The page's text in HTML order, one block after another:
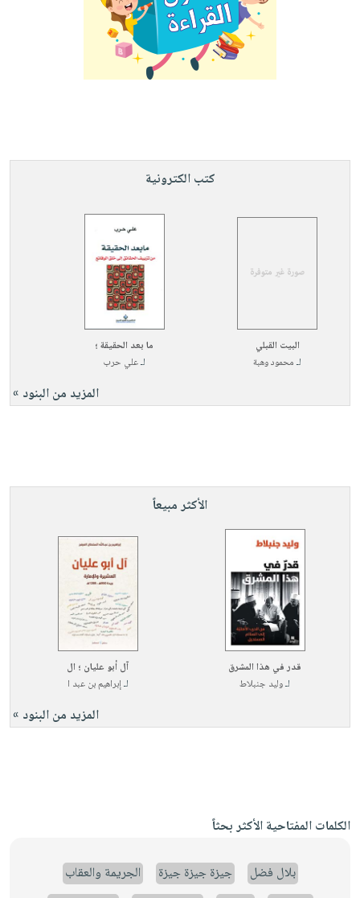
كتب الكترونية
البيت القبلي
لـمحمود وهبة
ما بعد الحقيقة ؛
لـعلي حرب
المزيد من البنود »
الأكثر مبيعاً
قدر في هذا المشرق
لـوليد جنبلاط
آل أبو عليان ؛ ال
لـإبراهيم بن عبد ا
المزيد من البنود »
الكلمات المفتاحية الأكثر بحثاً
بلال فضل جيزة جيزة جيزة
الجريمة والعقاب